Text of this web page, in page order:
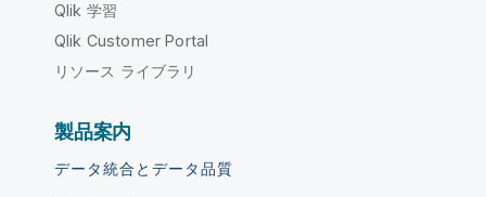
Qlik 学習
Qlik Customer Portal
リソース ライブラリ
製品案内
データ統合とデータ品質